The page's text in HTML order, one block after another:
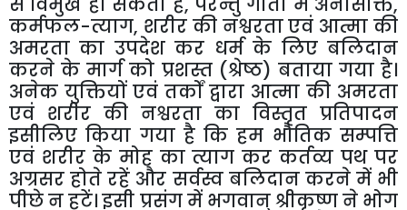
कर्मफल-त्याग, शरीर की नश्वरता एवं आत्मा की
अमरता का उपदेश कर धर्म के लिए बलिदान
करने के मार्ग को प्रशस्त(श्रेष्ठ) बताया गया है।
अनेक युक्तियों एवं तर्कों द्वारा आत्मा की अमरता
एवं शरीर की नश्वरता का विस्तृत प्रतिपादन
इसीलिए किया गया है कि हम भौतिक सम्पत्ति
एवं शरीर के मोह का त्याग कर कर्तव्य पथ पर
अग्रसर होते रहें और सर्वस्व बलिदान करने में भी
पीछेनहटें। इसी प्रसंगमें भगवान्श्रीकृष्णने भोग